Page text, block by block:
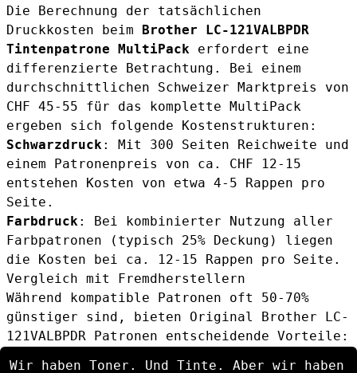
Die Berechnung der tatsächlichen
Druckkosten beim Brother LC-121VALBPDR
Tintenpatrone MultiPack erfordert eine
differenzierte Betrachtung. Bei einem
durchschnittlichen Schweizer Marktpreis von
CHF 45-55 für das komplette MultiPack
ergeben sich folgende Kostenstrukturen:
Schwarzdruck : Mit 300 Seiten Reichweite und
einem Patronenpreis von ca. CHF 12-15
entstehen Kosten von etwa 4-5 Rappen pro
Seite.
Farbdruck : Bei kombinierter Nutzung aller
Farbpatronen (typisch 25% Deckung) liegen
die Kosten bei ca. 12-15 Rappen pro Seite.
Vergleich mit Fremdherstellern
Während kompatible Patronen oft 50-70%
günstiger sind, bieten Original Brother LC-
121VALBPDR Patronen entscheidende Vorteile:
Wir haben Toner. Und Tinte. Aber wir haben